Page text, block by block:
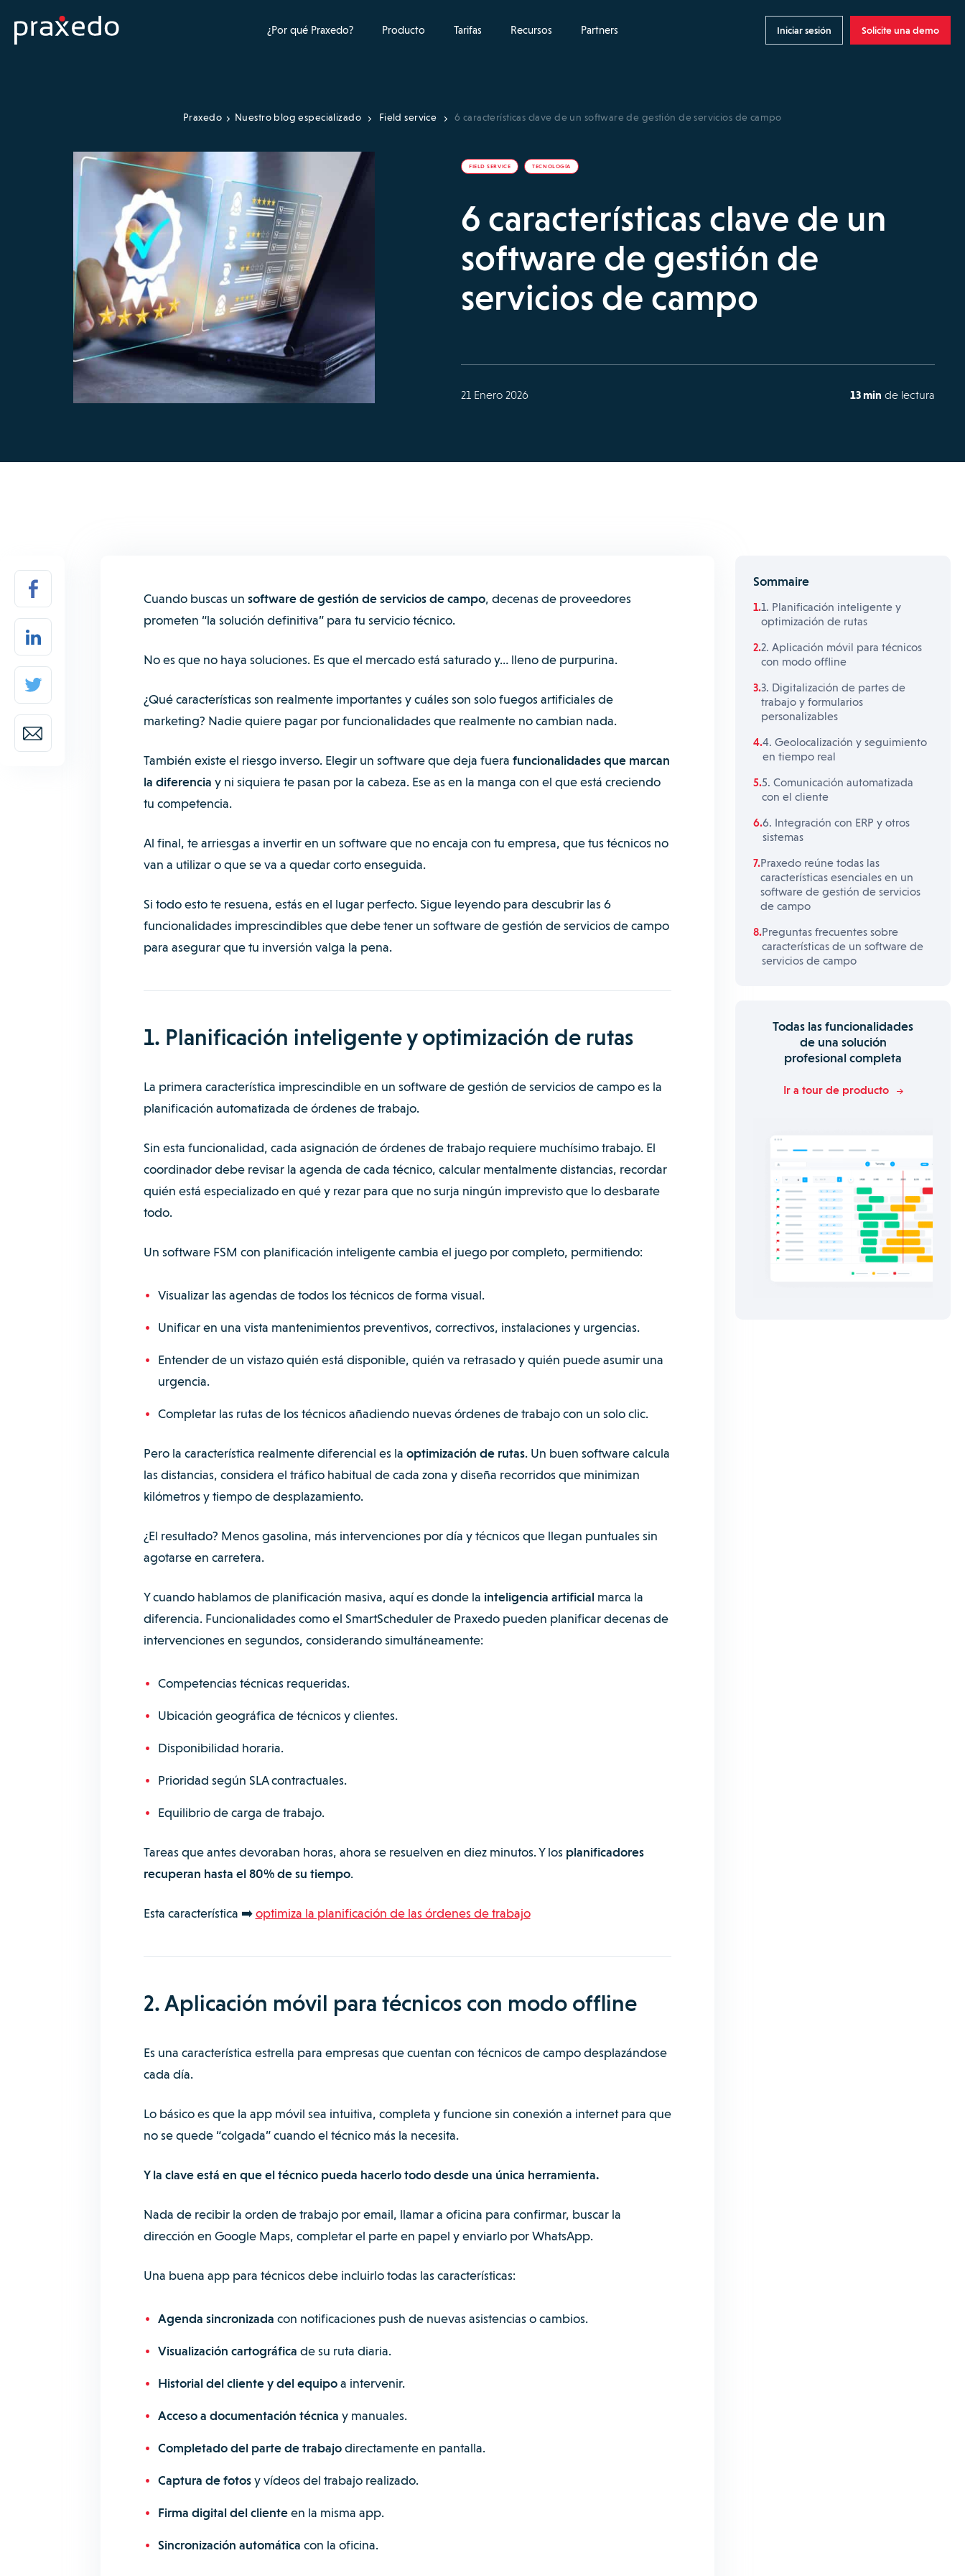
¿Por qué Praxedo? Producto Tarifas Recursos Partners Iniciar sesión Solicite una demo
Praxedo Nuestro blog especializado Field service 6 características clave de un software de gestión de servicios de campo
FIELD SERVICE TECNOLOGÍA
6 características clave de un
software de gestión de
servicios de campo
21 Enero 2026 13 min de lectura
Cuando buscas un software de gestión de servicios de campo, decenas de proveedores
prometen “la solución definitiva” para tu servicio técnico.
No es que no haya soluciones. Es que el mercado está saturado y… lleno de purpurina.
¿Qué características son realmente importantes y cuáles son solo fuegos artificiales de
marketing? Nadie quiere pagar por funcionalidades que realmente no cambian nada.
También existe el riesgo inverso. Elegir un software que deja fuera funcionalidades que marcan
la diferencia y ni siquiera te pasan por la cabeza. Ese as en la manga con el que está creciendo
tu competencia.
Al final, te arriesgas a invertir en un software que no encaja con tu empresa, que tus técnicos no
van a utilizar o que se va a quedar corto enseguida.
Si todo esto te resuena, estás en el lugar perfecto. Sigue leyendo para descubrir las 6
funcionalidades imprescindibles que debe tener un software de gestión de servicios de campo
para asegurar que tu inversión valga la pena.
1. Planificación inteligente y optimización de rutas
La primera característica imprescindible en un software de gestión de servicios de campo es la
planificación automatizada de órdenes de trabajo.
Sin esta funcionalidad, cada asignación de órdenes de trabajo requiere muchísimo trabajo. El
coordinador debe revisar la agenda de cada técnico, calcular mentalmente distancias, recordar
quién está especializado en qué y rezar para que no surja ningún imprevisto que lo desbarate
todo.
Un software FSM con planificación inteligente cambia el juego por completo, permitiendo:
Visualizar las agendas de todos los técnicos de forma visual.
Unificar en una vista mantenimientos preventivos, correctivos, instalaciones y urgencias.
Entender de un vistazo quién está disponible, quién va retrasado y quién puede asumir una
urgencia.
Completar las rutas de los técnicos añadiendo nuevas órdenes de trabajo con un solo clic.
Pero la característica realmente diferencial es la optimización de rutas. Un buen software calcula
las distancias, considera el tráfico habitual de cada zona y diseña recorridos que minimizan
kilómetros y tiempo de desplazamiento.
¿El resultado? Menos gasolina, más intervenciones por día y técnicos que llegan puntuales sin
agotarse en carretera.
Y cuando hablamos de planificación masiva, aquí es donde la inteligencia artificialmarca la
diferencia. Funcionalidades como el SmartScheduler de Praxedo pueden planificar decenas de
intervenciones en segundos, considerando simultáneamente:
Competencias técnicas requeridas.
Ubicación geográfica de técnicos y clientes.
Disponibilidad horaria.
Prioridad según SLA contractuales.
Equilibrio de carga de trabajo.
Tareas que antes devoraban horas, ahora se resuelven en diez minutos. Y los planificadores
recuperan hasta el 80% de su tiempo.
Esta característica ➡️optimiza la planificación de las órdenes de trabajo
2. Aplicación móvil para técnicos con modo offline
Es una característica estrella para empresas que cuentan con técnicos de campo desplazándose
cada día.
Lo básico es que la app móvil sea intuitiva, completa y funcione sin conexión a internet para que
no se quede “colgada” cuando el técnico más la necesita.
Y la clave está en que el técnico pueda hacerlo todo desde una única herramienta.
Nada de recibir la orden de trabajo por email, llamar a oficina para confirmar, buscar la
dirección en Google Maps, completar el parte en papel y enviarlo por WhatsApp.
Una buena app para técnicos debe incluirlo todas las características:
Agenda sincronizada con notificaciones push de nuevas asistencias o cambios.
Visualización cartográfica de su ruta diaria.
Historial del cliente y del equipoa intervenir.
Acceso a documentación técnica y manuales.
Completado del parte de trabajodirectamente en pantalla.
Captura de fotosy vídeos del trabajo realizado.
Firma digital del clienteen la misma app.
Sincronización automática con la oficina.
Sommaire
1. Planificación inteligente y
optimización de rutas
2. Aplicación móvil para técnicos
con modo offline
3. Digitalización de partes de
trabajo y formularios
personalizables
4. Geolocalización y seguimiento
en tiempo real
5. Comunicación automatizada
con el cliente
6. Integración con ERP y otros
sistemas
Praxedo reúne todas las
características esenciales en un
software de gestión de servicios
de campo
Preguntas frecuentes sobre
características de un software de
servicios de campo
Todas las funcionalidades
de una solución
profesional completa
Ir a tour de producto